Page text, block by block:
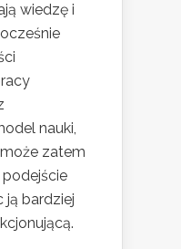
wiedzę i
nauki,
zatem
ją bardziej